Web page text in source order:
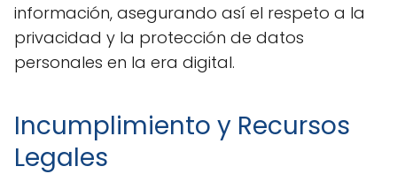
información, asegurando así el respeto a la
privacidad y la protección de datos
personales en la era digital.
Incumplimiento y Recursos
Legales